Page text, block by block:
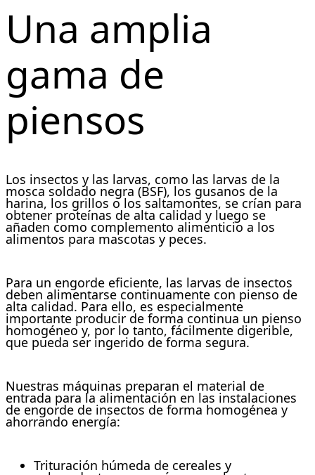
Una amplia
gama de
piensos
Los insectos y las larvas, como las larvas de la
mosca soldado negra (BSF), los gusanos de la
harina, los grillos o los saltamontes, se crían para
obtener proteínas de alta calidad y luego se
añaden como complemento alimenticio a los
alimentos para mascotas y peces.
Para un engorde eficiente, las larvas de insectos
deben alimentarse continuamente con pienso de
alta calidad. Para ello, es especialmente
importante producir de forma continua un pienso
homogéneo y, por lo tanto, fácilmente digerible,
que pueda ser ingerido de forma segura.
Nuestras máquinas preparan el material de
entrada para la alimentación en las instalaciones
de engorde de insectos de forma homogénea y
ahorrando energía:
Trituración húmeda de cereales y